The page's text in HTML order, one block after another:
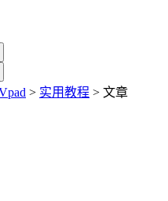
> 实用教程 > 文章